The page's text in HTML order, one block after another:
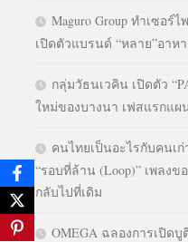
Maguro Group ทำเซอร์
เปิดตัวแบรนด์ “หลาย”อา
กลุ่มวัธนเวคิน เปิดตัว
ใหม่ของบางนา เฟสแรกแ
คนไทยเป็นอะไรกับคนเก่
“รอบที่ล้าน (Loop)” เพลง
กลับไปที่เดิม
OMEGA ฉลองการเปิด